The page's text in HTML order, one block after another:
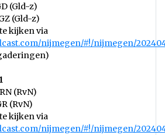
(Gld-z)
(Gld-z)
kijken via
nijmegen/#!/nijmegen/
(RvN)
(RvN)
kijken via
nijmegen/#!/nijmegen/